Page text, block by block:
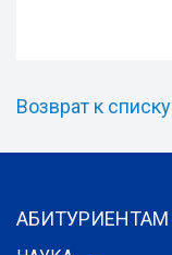
Возврат к списку
АБИТУРИЕНТАМ